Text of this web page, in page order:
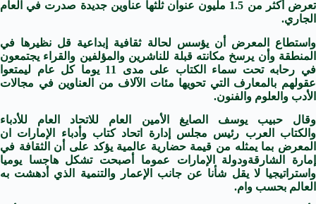
تعرض أكثر من 1.5 مليون عنوان ثلثها عناوين جديدة صدرت في العام
الجاري.
واستطاع المعرض أن يؤسس لحالة ثقافية إبداعية قل نظيرها في
المنطقة وأن يرسخ مكانته قبلة للناشرين والمؤلفين والقراء يجتمعون
في رحابه تحت سماء الكتاب على مدى 11 يوما كل عام ليمتعوا
عقولهم بالمعارف التي تحويها مئات الآلاف من العناوين في مجالات
الأدب والعلوم والفنون.
وقال حبيب يوسف الصايغ الأمين العام للاتحاد العام للأدباء
والكتاب
العرب رئيس مجلس إدارة اتحاد كتاب وأدباء الإمارات ان
المعرض بما يمثله من قيمة حضارية عالمية يؤكد على أن الثقافة في
إمارة
الشارقةودولة الإمارات عموما أصبحت تشكل هاجسا يوميا
واستراتيجيا لا يقل شأنا عن جانب الإعمار والتنمية الذي أدهشت به
العالم بحسب وام.